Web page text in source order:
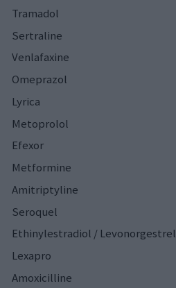
Tramadol
Sertraline
Venlafaxine
Omeprazol
Lyrica
Metoprolol
Efexor
Metformine
Amitriptyline
Seroquel
Ethinylestradiol / Levonorgestrel
Lexapro
Amoxicilline